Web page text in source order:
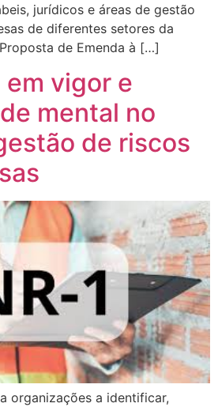
jurídicos e áreas de gestão
de diferentes setores da
de Emenda à […]
em vigor e
mental no
de riscos
organizações a identificar,